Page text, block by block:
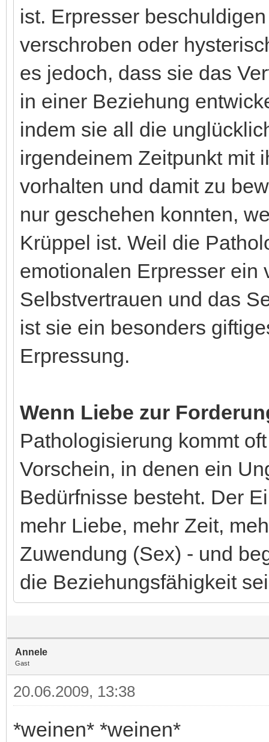
ist. Erpresser
verschroben oder
es jedoch, dass sie das
in einer Beziehung
indem sie all die
irgendeinem Zeitpunkt mit
vorhalten und damit zu
nur geschehen konnten,
Krüppel ist. Weil die
emotionalen Erpresser ein
Selbstvertrauen und das
ist sie ein besonders
Erpressung.
Wenn Liebe zur
Pathologisierung kommt
Vorschein, in denen ein
Bedürfnisse besteht. Der
mehr Liebe, mehr Zeit,
Zuwendung (Sex) - und
die Beziehungsfähigkeit
Annele
Gast
20.06.2009, 13:38
*weinen* *weinen*